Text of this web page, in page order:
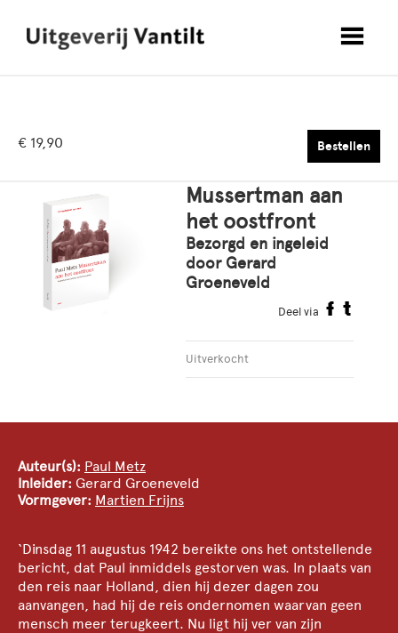
€ 19,90 Bestellen
Mussertman aan
het oostfront
Bezorgd en ingeleid
door Gerard
Groeneveld
Deel via
Uitverkocht
Auteur(s): Paul Metz
Inleider: Gerard Groeneveld
Vormgever: Martien Frijns
‘Dinsdag 11 augustus 1942 bereikte ons het ontstellende
bericht, dat Paul inmiddels gestorven was. In plaats van
den reis naar Holland, dien hij dezer dagen zou
aanvangen, had hij de reis ondernomen waarvan geen
mensch meer terugkeert. Nu ligt hij ver van zijn